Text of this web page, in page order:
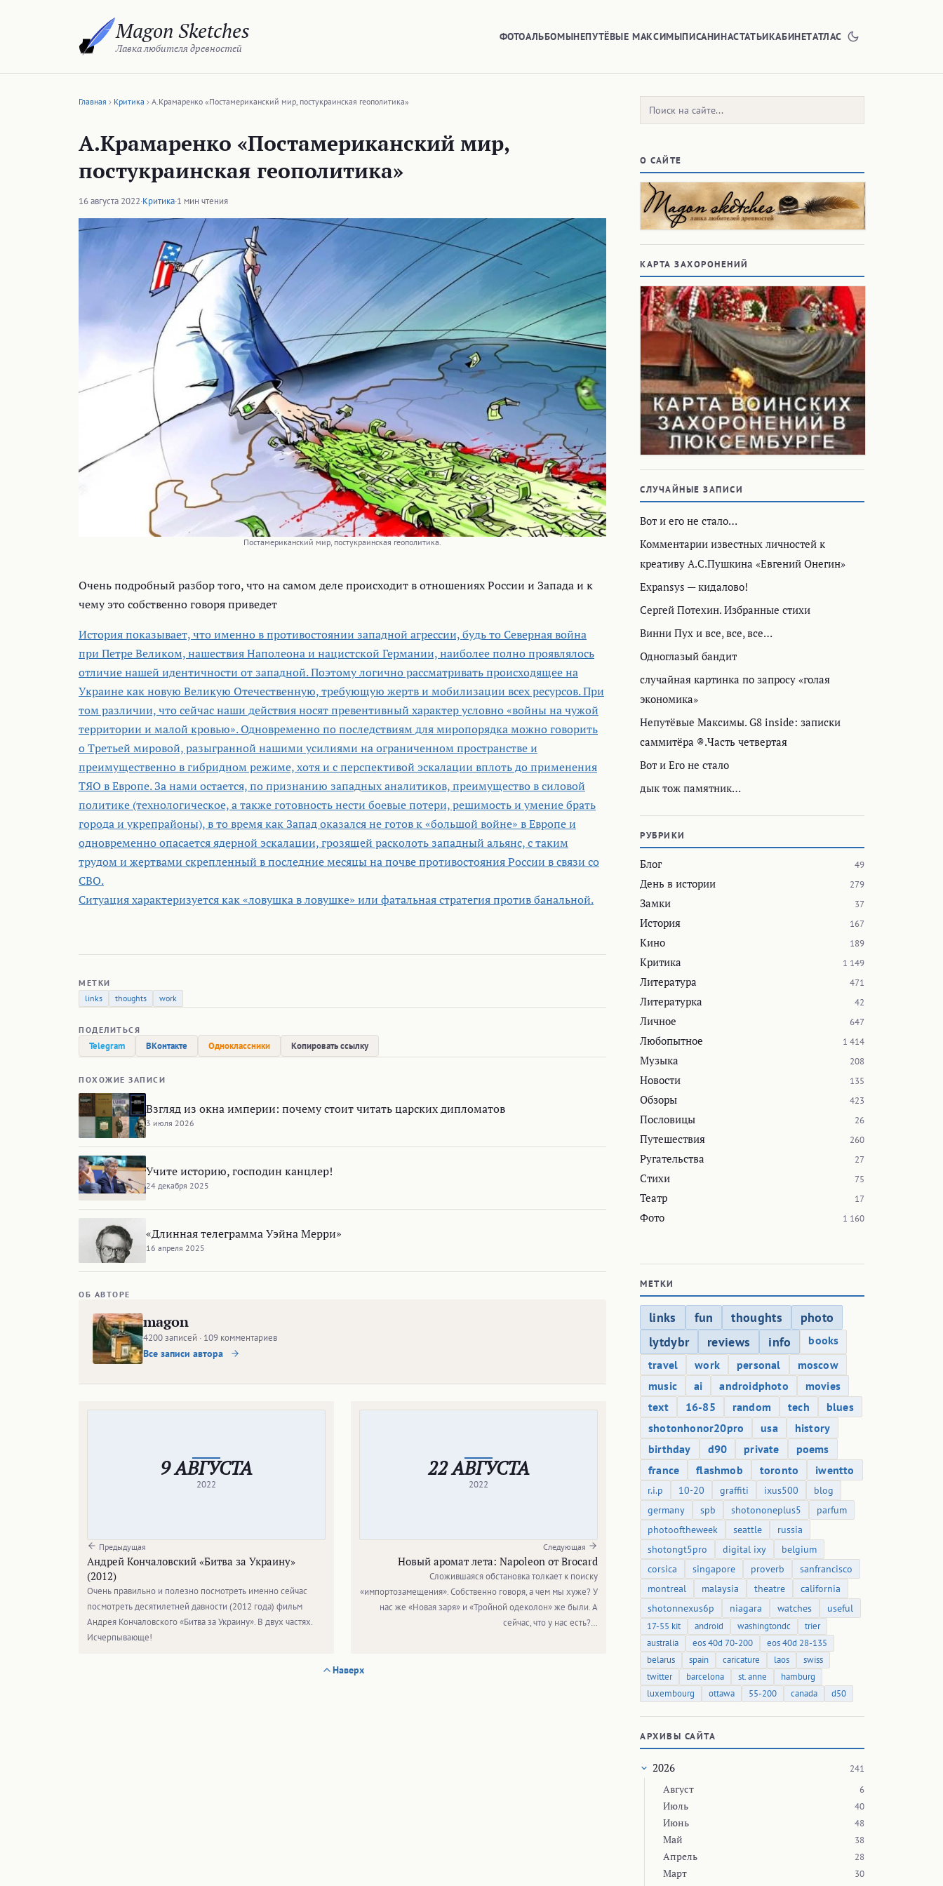
Magon Sketches
Лавка любителя древностей
ФОТОАЛЬБОМЫНЕПУТЁВЫЕ МАКСИМЫПИСАНИНАСТАТЬИКАБИНЕТАТЛАС
Главная Критика А.Крамаренко «Постамериканский мир, постукраинская геополитика»
А.Крамаренко «Постамериканский мир,
постукраинская геополитика»
16 августа 2022·Критика·1 мин чтения
Постамериканский мир, постукраинская геополитика.
Очень подробный разбор того, что на самом деле происходит в отношениях России и Запада и к
чему это собственно говоря приведет
История показывает, что именно в противостоянии западной агрессии, будь то Северная война
при Петре Великом, нашествия Наполеона и нацистской Германии, наиболее полно проявлялось
отличие нашей идентичности от западной. Поэтому логично рассматривать происходящее на
Украине как новую Великую Отечественную, требующую жертв и мобилизации всех ресурсов. При
том различии, что сейчас наши действия носят превентивный характер условно «войны на чужой
территории и малой кровью». Одновременно по последствиям для миропорядка можно говорить
о Третьей мировой, разыгранной нашими усилиями на ограниченном пространстве и
преимущественно в гибридном режиме, хотя и с перспективой эскалации вплоть до применения
ТЯО в Европе. За нами остается, по признанию западных аналитиков, преимущество в силовой
политике (технологическое, а также готовность нести боевые потери, решимость и умение брать
города и укрепрайоны), в то время как Запад оказался не готов к «большой войне» в Европе и
одновременно опасается ядерной эскалации, грозящей расколоть западный альянс, с таким
трудом и жертвами скрепленный в последние месяцы на почве противостояния России в связи со
СВО.
Ситуация характеризуется как «ловушка в ловушке» или фатальная стратегия против банальной.
МЕТКИ
links
thoughts work
ПОДЕЛИТЬСЯ
Telegram ВКонтакте Одноклассники Копировать ссылку
ПОХОЖИЕ ЗАПИСИ
Взгляд из окна империи: почему стоит читать царских дипломатов
3 июля 2026
Учите историю, господин канцлер!
24 декабря 2025
«Длинная телеграмма Уэйна Мерри»
16 апреля 2025
ОБ АВТОРЕ
magon
4200 записей · 109 комментариев
Все записи автора
9 АВГУСТА
2022
Предыдущая
Андрей Кончаловский «Битва за Украину»
(2012)
Очень правильно и полезно посмотреть именно сейчас
посмотреть десятилетней давности (2012 года) фильм
Андрея Кончаловского «Битва за Украину». В двух частях.
Исчерпывающе!
22 АВГУСТА
2022
Следующая
Новый аромат лета: Napoleon от Brocard
Сложившаяся обстановка толкает к поиску
«импортозамещения». Собственно говоря, а чем мы хуже? У
нас же «Новая заря» и «Тройной одеколон» же были. А
сейчас, что у нас есть?…
Наверх
Поиск:
О САЙТЕ
КАРТА ЗАХОРОНЕНИЙ
СЛУЧАЙНЫЕ ЗАПИСИ
Вот и его не стало…
Комментарии известных личностей к
креативу А.С.Пушкина «Евгений Онегин»
Expansys — кидалово!
Сергей Потехин. Избранные стихи
Винни Пух и все, все, все…
Одноглазый бандит
случайная картинка по запросу «голая
экономика»
Непутёвые Максимы. G8 inside: записки
саммитёра ®.Часть четвертая
Вот и Его не стало
дык тож памятник…
РУБРИКИ
Блог 49
День в истории 279
Замки 37
История 167
Кино 189
Критика 1 149
Литература 471
Литературка 42
Личное 647
Любопытное 1 414
Музыка 208
Новости 135
Обзоры 423
Пословицы 26
Путешествия 260
Ругательства 27
Стихи 75
Театр 17
Фото 1 160
МЕТКИ
links fun thoughts
photo
lytdybr
reviews info
books
travel
work personal
moscow
music
ai androidphoto
movies
text
16-85 random tech
blues
shotonhonor20pro
usa
history
birthday
d90 private
poems
france
flashmob toronto iwentto
r.i.p 10-20 graffiti ixus500
blog
germany
spb shotononeplus5
parfum
photooftheweek
seattle
russia
shotongt5pro
digital ixy
belgium
corsica
singapore proverb
sanfrancisco
montreal
malaysia theatre
california
shotonnexus6p
niagara watches useful
17-55 kit android washingtondc
trier
australia
eos 40d 70-200
eos 40d 28-135
belarus
spain caricature laos
swiss
twitter
barcelona st. anne
hamburg
luxembourg
ottawa 55-200 canada d50
АРХИВЫ САЙТА
2026 241
Август 6
Июль 40
Июнь 48
Май 38
Апрель 28
Март 30